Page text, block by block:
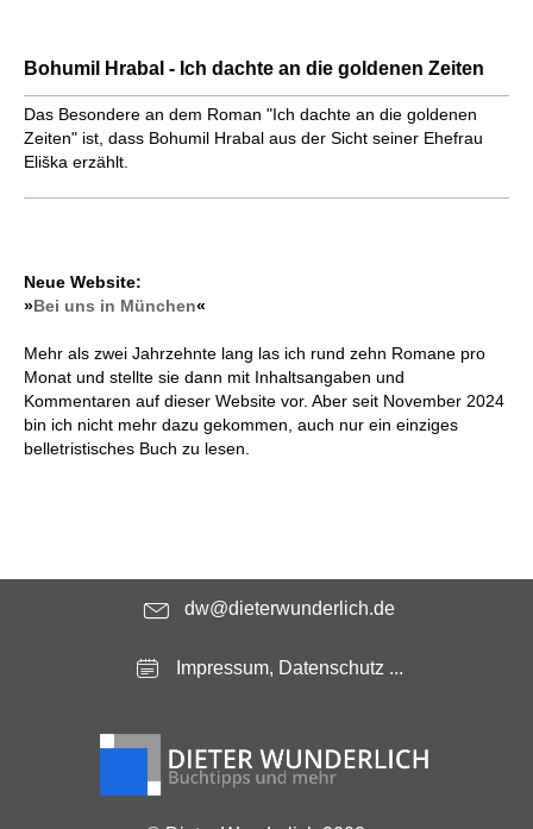
Bohumil Hrabal - Ich dachte an die goldenen Zeiten
Das Besondere an dem Roman "Ich dachte an die goldenen
Zeiten" ist, dass Bohumil Hrabal aus der Sicht seiner Ehefrau
Eliška erzählt.
Neue Website:
»Bei uns in München«
Mehr als zwei Jahrzehnte lang las ich rund zehn Romane pro
Monat und stellte sie dann mit Inhaltsangaben und
Kommentaren auf dieser Website vor. Aber seit November 2024
bin ich nicht mehr dazu gekommen, auch nur ein einziges
belletristisches Buch zu lesen.
dw@dieterwunderlich.de
Impressum, Datenschutz ...